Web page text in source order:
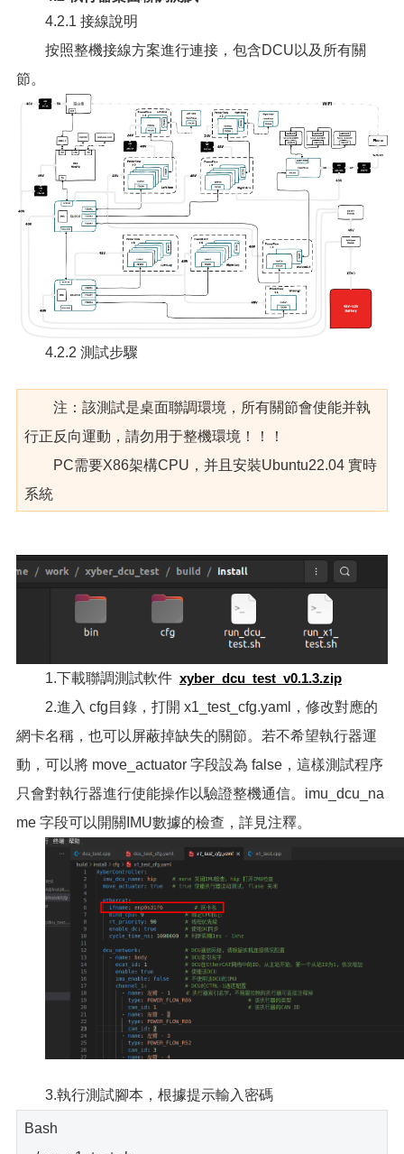
4.2.1 接線說明
按照整機接線方案進行連接，包含DCU以及所有關
節。
4.2.2 測試步驟
注：該測試是桌面聯調環境，所有關節會使能并執
行正反向運動，請勿用于整機環境！！！
PC需要X86架構CPU，并且安裝Ubuntu22.04 實時
系統
1.下載聯調測試軟件 xyber_dcu_test_v0.1.3.zip
2.進入 cfg目錄，打開 x1_test_cfg.yaml，修改對應的
網卡名稱，也可以屏蔽掉缺失的關節。若不希望執行器運
動，可以將 move_actuator 字段設為 false，這樣測試程序
只會對執行器進行使能操作以驗證整機通信。imu_dcu_na
me 字段可以開關IMU數據的檢查，詳見注釋。
3.執行測試腳本，根據提示輸入密碼
Bash